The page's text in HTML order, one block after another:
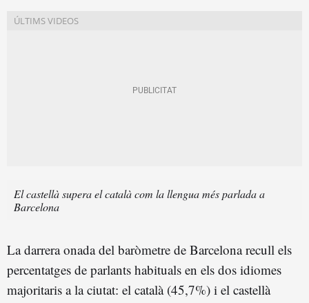
El castellà supera el català com la llengua més parlada a
Barcelona
La darrera onada del baròmetre de Barcelona recull els
percentatges de parlants habituals en els dos idiomes
majoritaris a la ciutat: el català (45,7%) i el castellà